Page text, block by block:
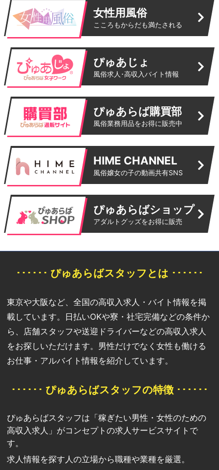
女性用風俗
こころもからだも満たされる
ぴゅあじょ
風俗求人･高収入バイト情報
ぴゅあらば購買部
風俗業務用品をお得に販売中
HIME CHANNEL
風俗嬢女の子の動画共有SNS
ぴゅあらばショップ
アダルトグッズをお得に販売
･･････ ぴゅあらばスタッフとは ･･････
東京や大阪など、全国の高収入求人・バイト情報を掲
載しています。日払いOKや寮・社宅完備などの条件か
ら、店舗スタッフや送迎ドライバーなどの高収入求人
をお探しいただけます。男性だけでなく女性も働ける
お仕事・アルバイト情報を紹介しています。
･･････ ぴゅあらばスタッフの特徴 ･･････
ぴゅあらばスタッフは「稼ぎたい男性・女性のための
高収入求人」がコンセプトの求人サービスサイトで
す。
求人情報を探す人の立場から職種や業種を厳選。